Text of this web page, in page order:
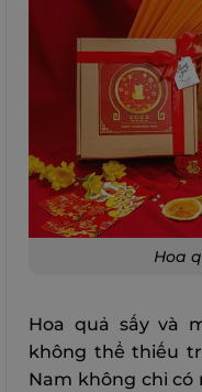
Hoa
Hoa quả sấy và
không thể thiếu
Nam không chỉ có